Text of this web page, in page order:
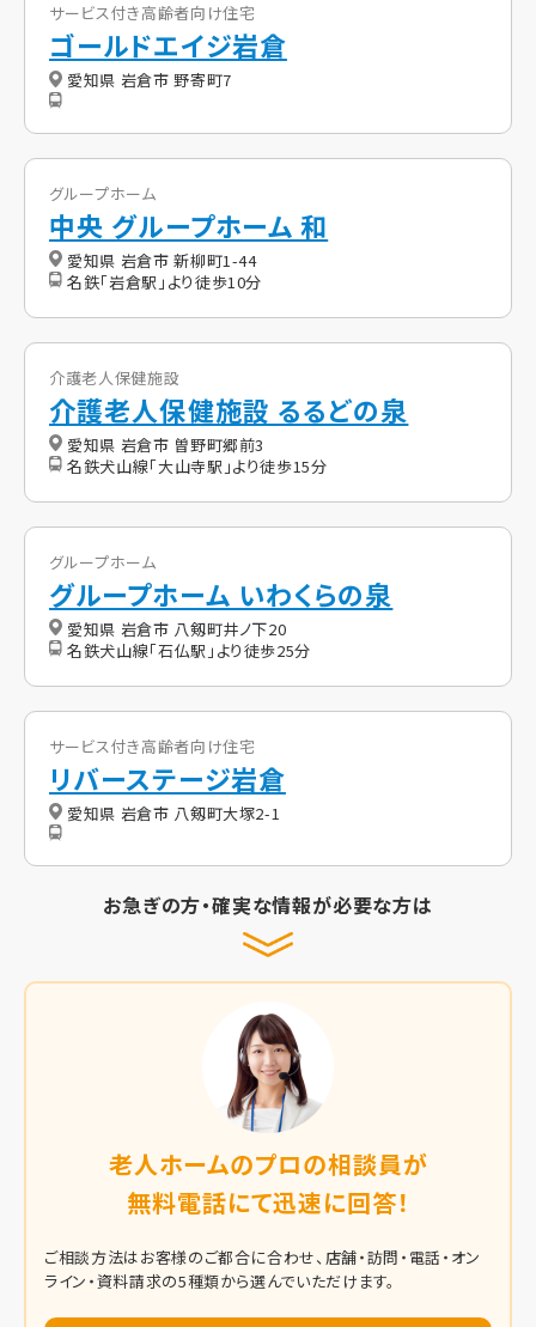
サービス付き高齢者向け住宅
ゴールドエイジ岩倉
愛知県 岩倉市 野寄町7
グループホーム
中央 グループホーム 和
愛知県 岩倉市 新柳町1-44
名鉄「岩倉駅」より徒歩10分
介護老人保健施設
介護老人保健施設 るるどの泉
愛知県 岩倉市 曽野町郷前3
名鉄犬山線「大山寺駅」より徒歩15分
グループホーム
グループホーム いわくらの泉
愛知県 岩倉市 八剱町井ノ下20
名鉄犬山線「石仏駅」より徒歩25分
サービス付き高齢者向け住宅
リバーステージ岩倉
愛知県 岩倉市 八剱町大塚2-1
お急ぎの方・確実な情報が必要な方は
老人ホームのプロの相談員が
無料電話にて迅速に回答！
ご相談方法はお客様のご都合に合わせ、店舗・訪問・電話・オン
ライン・資料請求の5種類から選んでいただけます。